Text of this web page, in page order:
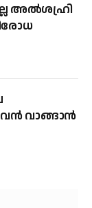
അല്‍ശഹ്രി
വാങ്ങാന്‍